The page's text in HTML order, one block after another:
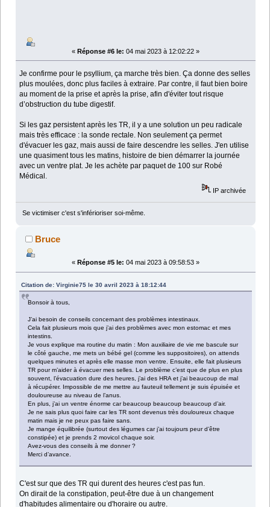
« Réponse #6 le: 04 mai 2023 à 12:02:22 »
Je confirme pour le psyllium, ça marche très bien. Ça donne des selles
plus moulées, donc plus faciles à extraire. Par contre, il faut bien boire
au moment de la prise et après la prise, afin d'éviter tout risque
d’obstruction du tube digestif.
Si les gaz persistent après les TR, il y a une solution un peu radicale
mais très efficace : la sonde rectale. Non seulement ça permet
d'évacuer les gaz, mais aussi de faire descendre les selles. J'en utilise
une quasiment tous les matins, histoire de bien démarrer la journée
avec un ventre plat. Je les achète par paquet de 100 sur Robé
Médical.
IP archivée
Se victimiser c'est s'inférioriser soi-même.
Bruce
« Réponse #5 le: 04 mai 2023 à 09:58:53 »
Citation de: Virginie75 le 30 avril 2023 à 18:12:44
Bonsoir à tous,
J’ai besoin de conseils concernant des problèmes intestinaux.
Cela fait plusieurs mois que j’ai des problèmes avec mon estomac et mes
intestins.
Je vous explique ma routine du matin : Mon auxiliaire de vie me bascule sur
le côté gauche, me mets un bébé gel (comme les suppositoires), on attends
quelques minutes et après elle masse mon ventre. Ensuite, elle fait plusieurs
TR pour m’aider à évacuer mes selles. Le problème c’est que de plus en plus
souvent, l’évacuation dure des heures, j’ai des HRA et j’ai beaucoup de mal
à récupérer. Impossible de me mettre au fauteuil tellement je suis épuisée et
douloureuse au niveau de l’anus.
En plus, j’ai un ventre énorme car beaucoup beaucoup beaucoup d’air.
Je ne sais plus quoi faire car les TR sont devenus très douloureux chaque
matin mais je ne peux pas faire sans.
Je mange équilibrée (surtout des légumes car j’ai toujours peur d’être
constipée) et je prends 2 movicol chaque soir.
Avez-vous des conseils à me donner ?
Merci d’avance.
C'est sur que des TR qui durent des heures c'est pas fun.
On dirait de la constipation, peut-être due à un changement
d'habitudes alimentaire ou d'horaire ou autre.